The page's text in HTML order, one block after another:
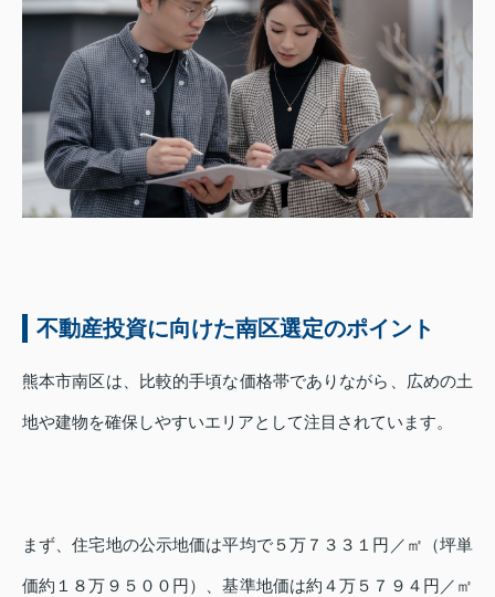
不動産投資に向けた南区選定のポイント
熊本市南区は、比較的手頃な価格帯でありながら、広めの土
地や建物を確保しやすいエリアとして注目されています。
まず、住宅地の公示地価は平均で５万７３３１円／㎡（坪単
価約１８万９５００円）、基準地価は約４万５７９４円／㎡